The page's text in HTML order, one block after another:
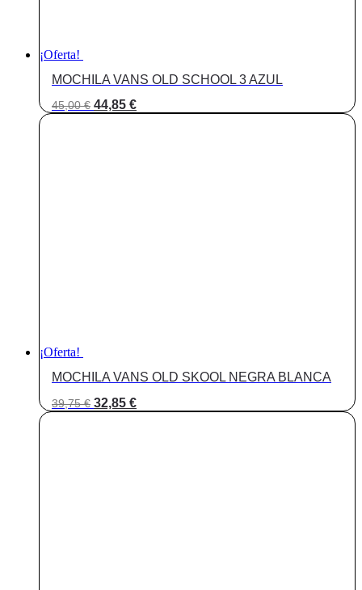
¡Oferta!
MOCHILA VANS OLD SCHOOL 3 AZUL
45,00€ El
precio
44,85 €El
precio
¡Oferta!
MOCHILA VANS OLD SKOOL NEGRA BLANCA
39,75€ El
precio
32,85 €El
precio